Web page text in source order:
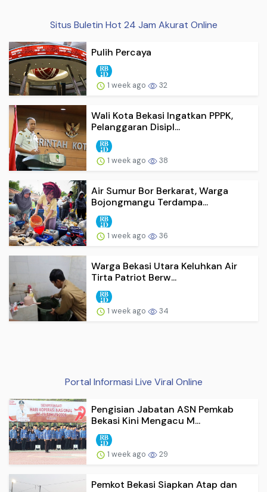
Situs Buletin Hot 24 Jam Akurat Online
Pulih Percaya
1 week ago 32
Wali Kota Bekasi Ingatkan PPPK,
Pelanggaran Disipl...
1 week ago 38
Air Sumur Bor Berkarat, Warga
Bojongmangu Terdampa...
1 week ago 36
Warga Bekasi Utara Keluhkan Air
Tirta Patriot Berw...
1 week ago 34
Portal Informasi Live Viral Online
Pengisian Jabatan ASN Pemkab
Bekasi Kini Mengacu M...
1 week ago 29
Pemkot Bekasi Siapkan Atap dan